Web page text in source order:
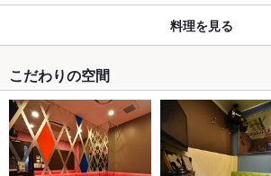
料理を見る
こだわりの空間